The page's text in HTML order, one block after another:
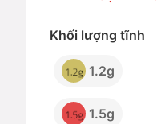
Khối lượng tĩnh
1.2g
1.5g